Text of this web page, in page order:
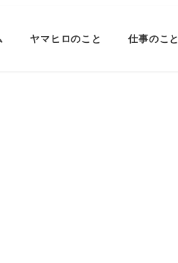
ヤマヒロのこと 仕事のこと